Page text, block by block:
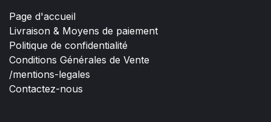
Page d'accueil
Livraison & Moyens de paiement
Politique de confidentialité
Conditions Générales de Vente
/mentions-legales
Contactez-nous